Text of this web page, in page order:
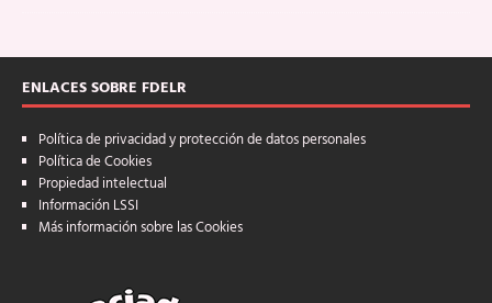
ENLACES SOBRE FDELR
Política de privacidad y protección de datos personales
Política de Cookies
Propiedad intelectual
Información LSSI
Más información sobre las Cookies